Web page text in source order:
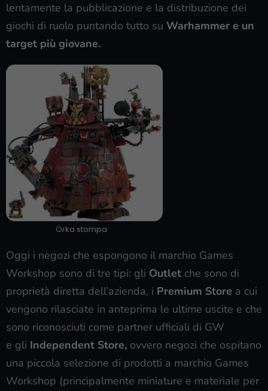
lentamente la pubblicazione e la distribuzione dei
giochi di ruolo puntando tutto su Warhammer e un
target più giovane.
Orka stompa
Oggi i negozi che espongono il marchio Games
Workshop sono di tre tipi: gli Outlet che sono di
proprietà diretta dell’azienda, i Premium Store a cui
vengono rilasciate in anteprima le ultime uscite e che
sono riconosciuti come partner ufficiali di GW
e gli Independent Store, ovvero negozi che ospitano
una piccola selezione di prodotti a marchio Games
Workshop (principalmente miniature e materiale per